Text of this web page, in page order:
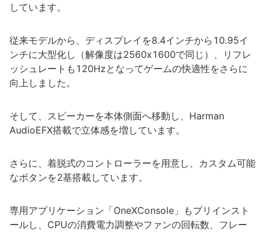
しています。
従来モデルから、ディスプレイを8.4インチから10.95イ
ンチに大型化し（解像度は2560x1600で同じ）、リフレ
ッシュレートも120Hzとなってゲームの快適性をさらに
向上しました。
そして、スピーカーを本体側面へ移動し、Harman
AudioEFX搭載で立体感を増しています。
さらに、着脱式のコントローラーを用意し、カスタム可能
なボタンを2基搭載しています。
専用アプリケーション「OneXConsole」もプリインスト
ールし、CPUの消費電力調整やファンの回転数、フレー